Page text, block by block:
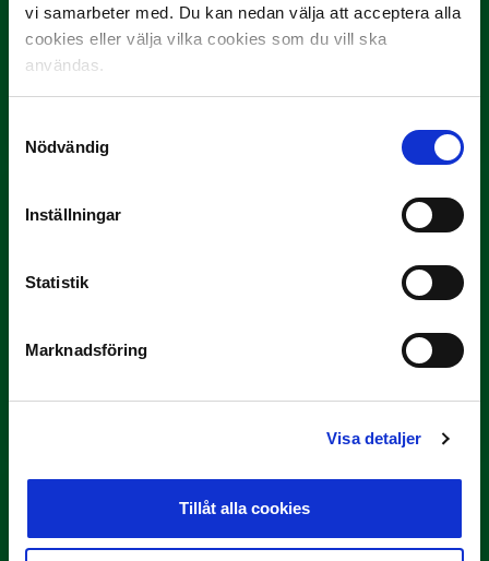
vi samarbeter med. Du kan nedan välja att acceptera alla
cookies eller välja vilka cookies som du vill ska
användas.
Nödvändig
Inställningar
Statistik
Marknadsföring
Visa detaljer
Tillåt alla cookies
3 JULI
3 JULI